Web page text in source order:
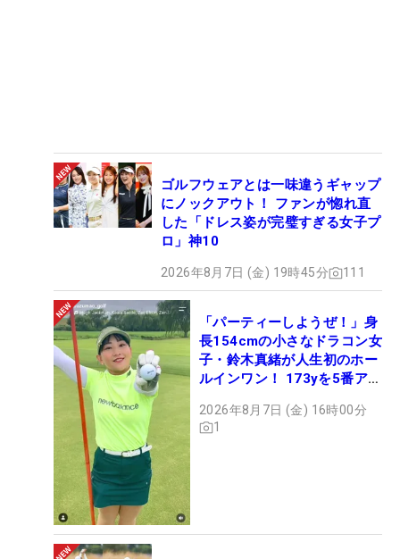
ゴルフウェアとは一味違うギャップ
にノックアウト！ ファンが惚れ直
した「ドレス姿が完璧すぎる女子プ
ロ」神10
2026年8月7日 (金) 19時45分 111
「パーティーしようぜ！」身
長154cmの小さなドラコン女
子・鈴木真緒が人生初のホー
ルインワン！ 173yを5番アイ
2026年8月7日 (金) 16時00分
1